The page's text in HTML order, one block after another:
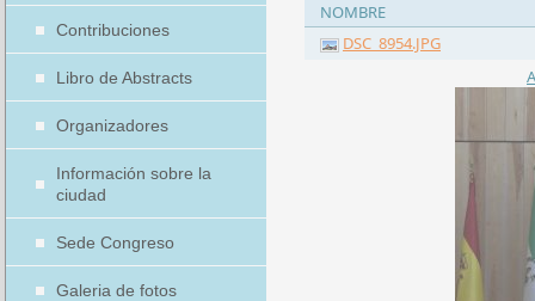
Contribuciones
Libro de Abstracts
Organizadores
Información sobre la
ciudad
Sede Congreso
Galeria de fotos
NOMBRE
DSC_8954.JPG